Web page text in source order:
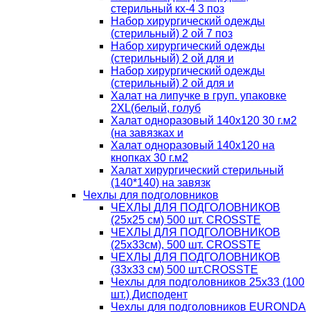
стерильный кх-4 3 поз
Набор хирургический одежды
(стерильный) 2 ой 7 поз
Набор хирургический одежды
(стерильный) 2 ой для и
Набор хирургический одежды
(стерильный) 2 ой для и
Халат на липучке в груп. упаковке
2XL(белый, голуб
Халат одноразовый 140х120 30 г.м2
(на завязках и
Халат одноразовый 140х120 на
кнопках 30 г.м2
Халат хирургический стерильный
(140*140) на завязк
Чехлы для подголовников
ЧЕХЛЫ ДЛЯ ПОДГОЛОВНИКОВ
(25х25 см) 500 шт. CROSSTE
ЧЕХЛЫ ДЛЯ ПОДГОЛОВНИКОВ
(25х33см), 500 шт. CROSSTE
ЧЕХЛЫ ДЛЯ ПОДГОЛОВНИКОВ
(33х33 см) 500 шт.CROSSTE
Чехлы для подголовников 25х33 (100
шт.) Дисподент
Чехлы для подголовников EURONDA